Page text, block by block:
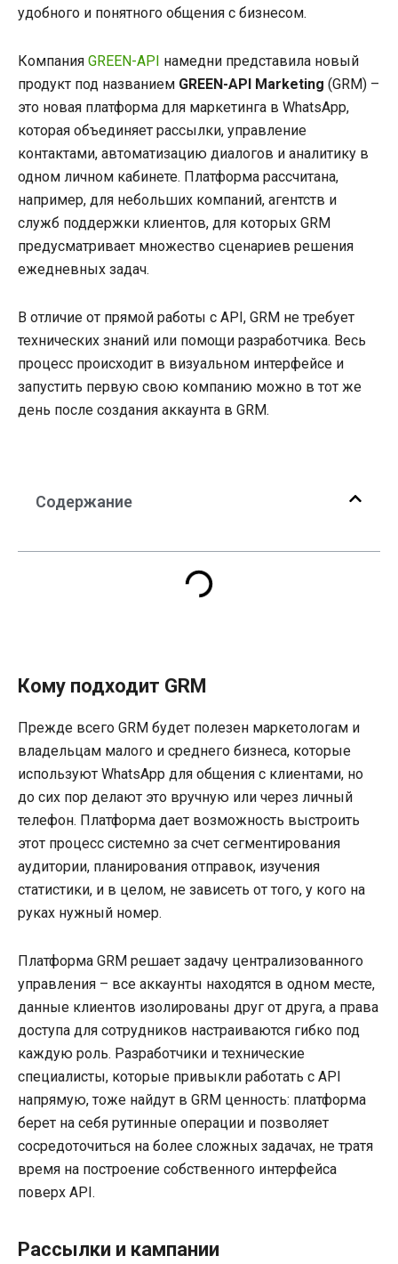
удобного и понятного общения с бизнесом.
Компания GREEN-API намедни представила новый
продукт под названием GREEN-API Marketing (GRM) –
это новая платформа для маркетинга в WhatsApp,
которая объединяет рассылки, управление
контактами, автоматизацию диалогов и аналитику в
одном личном кабинете. Платформа рассчитана,
например, для небольших компаний, агентств и
служб поддержки клиентов, для которых GRM
предусматривает множество сценариев решения
ежедневных задач.
В отличие от прямой работы с API, GRM не требует
технических знаний или помощи разработчика. Весь
процесс происходит в визуальном интерфейсе и
запустить первую свою компанию можно в тот же
день после создания аккаунта в GRM.
Содержание
Кому подходит GRM
Прежде всего GRM будет полезен маркетологам и
владельцам малого и среднего бизнеса, которые
используют WhatsApp для общения с клиентами, но
до сих пор делают это вручную или через личный
телефон. Платформа дает возможность выстроить
этот процесс системно за счет сегментирования
аудитории, планирования отправок, изучения
статистики, и в целом, не зависеть от того, у кого на
руках нужный номер.
Платформа GRM решает задачу централизованного
управления – все аккаунты находятся в одном месте,
данные клиентов изолированы друг от друга, а права
доступа для сотрудников настраиваются гибко под
каждую роль. Разработчики и технические
специалисты, которые привыкли работать с API
напрямую, тоже найдут в GRM ценность: платформа
берет на себя рутинные операции и позволяет
сосредоточиться на более сложных задачах, не тратя
время на построение собственного интерфейса
поверх API.
Рассылки и кампании